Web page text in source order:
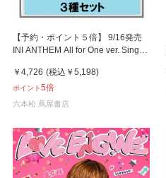
【予約・ポイント５倍】 9/16発売
INI ANTHEM All for One ver. Sing
ト シングル
￥4,726 (税込 ￥5,198)
ポイント5倍
六本松 蔦屋書店